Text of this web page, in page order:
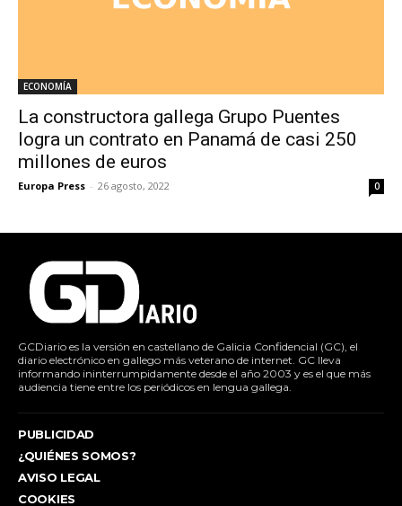
ECONOMÍA
La constructora gallega Grupo Puentes
logra un contrato en Panamá de casi 250
millones de euros
Europa Press - 26 agosto, 2022 0
GCDiario es la versión en castellano de Galicia Confidencial (GC), el
diario electrónico en gallego más veterano de internet. GC lleva
informando ininterrumpidamente desde el año 2003 y es el que más
audiencia tiene entre los periódicos en lengua gallega.
PUBLICIDAD
¿QUIÉNES SOMOS?
AVISO LEGAL
COOKIES